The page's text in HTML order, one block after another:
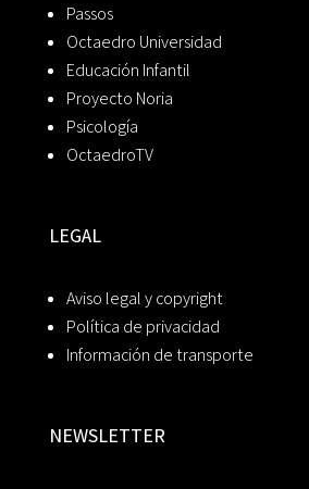
Passos
Octaedro Universidad
Educación Infantil
Proyecto Noria
Psicología
OctaedroTV
LEGAL
Aviso legal y copyright
Política de privacidad
Información de transporte
NEWSLETTER